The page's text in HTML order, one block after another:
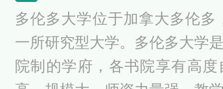
多伦多大学位于加拿大多伦多
一所研究型大学。多伦多大学
院制的学府，各书院享有高